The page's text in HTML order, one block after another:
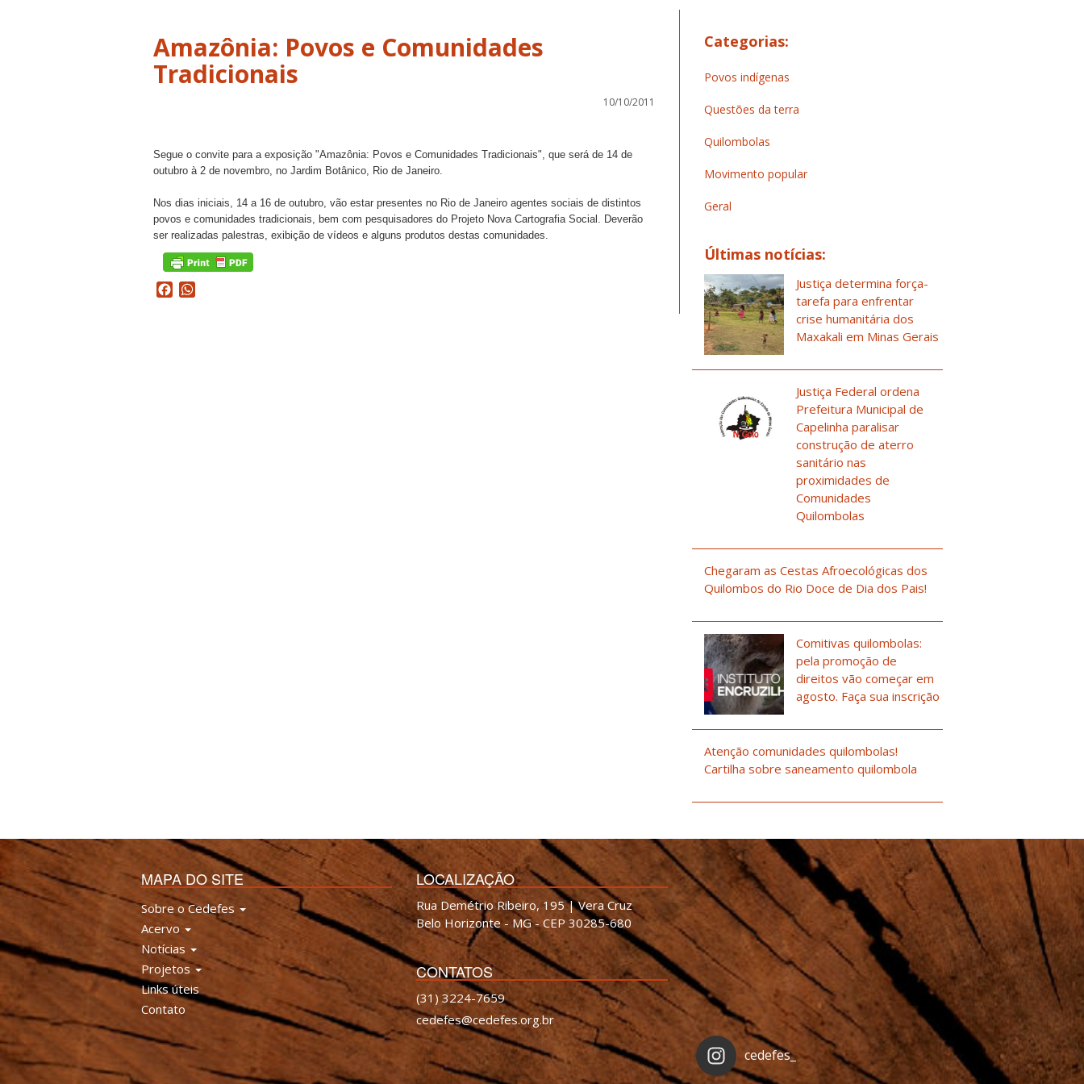
Amazônia: Povos e Comunidades
Tradicionais
10/10/2011
Segue o convite para a exposição "Amazônia: Povos e Comunidades Tradicionais", que será de 14 de
outubro à 2 de novembro, no Jardim Botânico, Rio de Janeiro.
Nos dias iniciais, 14 a 16 de outubro, vão estar presentes no Rio de Janeiro agentes sociais de distintos
povos e comunidades tradicionais, bem com pesquisadores do Projeto Nova Cartografia Social. Deverão
ser realizadas palestras, exibição de vídeos e alguns produtos destas comunidades.
Facebook
Categorias:
Povos indígenas
Questões da terra
Quilombolas
Movimento popular
Geral
Últimas notícias:
Justiça determina força-
tarefa para enfrentar
crise humanitária dos
Maxakali em Minas Gerais
Justiça Federal ordena
Prefeitura Municipal de
Capelinha paralisar
construção de aterro
sanitário nas
proximidades de
Comunidades
Quilombolas
Chegaram as Cestas Afroecológicas dos
Quilombos do Rio Doce de Dia dos Pais!
Comitivas quilombolas:
pela promoção de
direitos vão começar em
agosto. Faça sua inscrição
Atenção comunidades quilombolas!
Cartilha sobre saneamento quilombola
MAPA DO SITE
Sobre o Cedefes
Acervo
Notícias
Projetos
Links úteis
Contato
LOCALIZAÇÃO
Rua Demétrio Ribeiro, 195 | Vera Cruz
Belo Horizonte - MG - CEP 30285-680
CONTATOS
(31) 3224-7659
cedefes@cedefes.org.br
cedefes_